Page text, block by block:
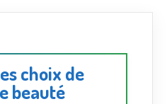
choix de
beauté